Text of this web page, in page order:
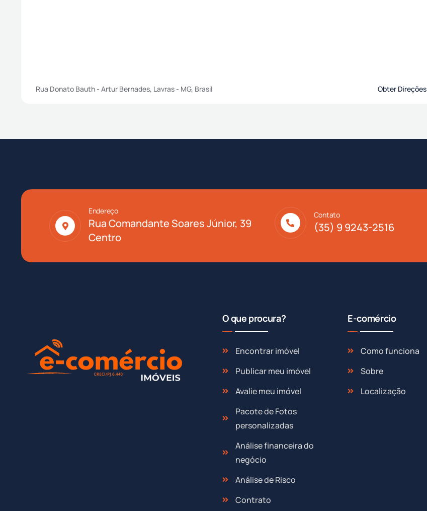
Rua Donato Bauth - Artur Bernades, Lavras - MG, Brasil Obter Direções
Endereço
Rua Comandante Soares Júnior, 39
Centro
Contato
(35) 9 9243-2516
O que procura?
Encontrar imóvel
Publicar meu imóvel
Avalie meu imóvel
Pacote de Fotos
personalizadas
Análise financeira do
negócio
Análise de Risco
Contrato
E-comércio
Como funciona
Sobre
Localização